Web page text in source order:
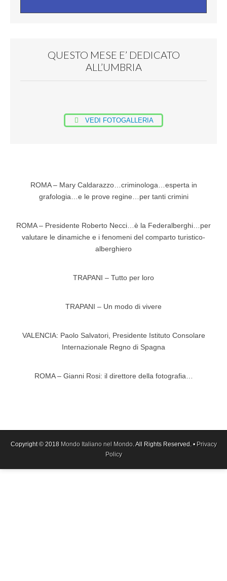
QUESTO MESE E’ DEDICATO
ALL’UMBRIA
VEDI FOTOGALLERIA
ROMA – Mary Caldarazzo…criminologa…esperta in
grafologia…e le prove regine…per tanti crimini
ROMA – Presidente Roberto Necci…è la Federalberghi…per
valutare le dinamiche e i fenomeni del comparto turistico-
alberghiero
TRAPANI – Tutto per loro
TRAPANI – Un modo di vivere
VALENCIA: Paolo Salvatori, Presidente Istituto Consolare
Internazionale Regno di Spagna
ROMA – Gianni Rosi: il direttore della fotografia…
Copyright © 2018 Mondo Italiano nel Mondo. All Rights Reserved. • Privacy
Policy